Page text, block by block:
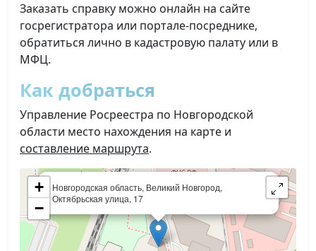
Заказать справку можно онлайн на сайте
госрегистратора или портале-посреднике,
обратиться лично в кадастровую палату или в
МФЦ.
Как добраться
Управление Росреестра по Новгородской
области место нахождения на карте и
составление маршрута.
Новгородская область, Великий Новгород,
Октябрьская улица, 17
×
+
−